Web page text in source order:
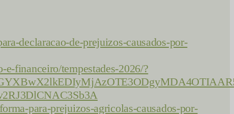
declaracao-de-prejuizos-causados-por-
financeiro/tempestades-2026/?
para-prejuizos-agricolas-causados-por-